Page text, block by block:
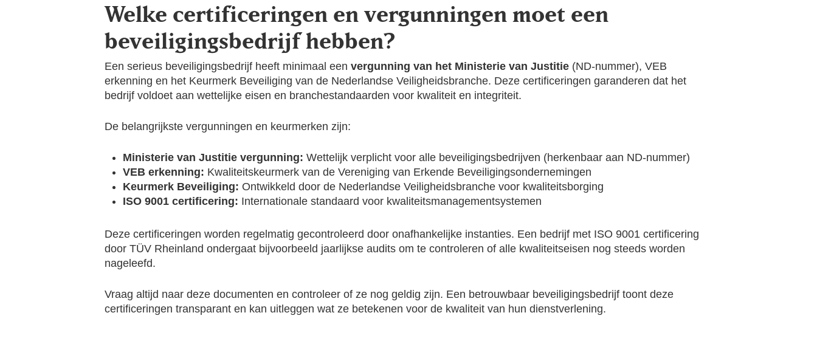
Welke certificeringen en vergunningen moet een
beveiligingsbedrijf hebben?
Een serieus beveiligingsbedrijf heeft minimaal een vergunning van het Ministerie van Justitie (ND-nummer), VEB
erkenning en het Keurmerk Beveiliging van de Nederlandse Veiligheidsbranche. Deze certificeringen garanderen dat het
bedrijf voldoet aan wettelijke eisen en branchestandaarden voor kwaliteit en integriteit.
De belangrijkste vergunningen en keurmerken zijn:
Ministerie van Justitie vergunning: Wettelijk verplicht voor alle beveiligingsbedrijven (herkenbaar aan ND-nummer)
VEB erkenning: Kwaliteitskeurmerk van de Vereniging van Erkende Beveiligingsondernemingen
Keurmerk Beveiliging: Ontwikkeld door de Nederlandse Veiligheidsbranche voor kwaliteitsborging
ISO 9001 certificering: Internationale standaard voor kwaliteitsmanagementsystemen
Deze certificeringen worden regelmatig gecontroleerd door onafhankelijke instanties. Een bedrijf met ISO 9001 certificering
door TÜV Rheinland ondergaat bijvoorbeeld jaarlijkse audits om te controleren of alle kwaliteitseisen nog steeds worden
nageleefd.
Vraag altijd naar deze documenten en controleer of ze nog geldig zijn. Een betrouwbaar beveiligingsbedrijf toont deze
certificeringen transparant en kan uitleggen wat ze betekenen voor de kwaliteit van hun dienstverlening.